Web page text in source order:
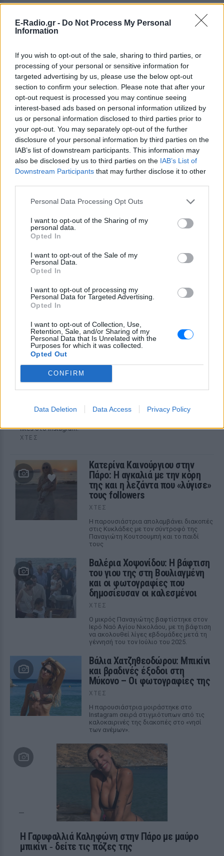
E-Radio.gr - Do Not Process My Personal
Information
If you wish to opt-out of the sale, sharing to third parties, or
processing of your personal or sensitive information for
targeted advertising by us, please use the below opt-out
section to confirm your selection. Please note that after your
opt-out request is processed you may continue seeing
interest-based ads based on personal information utilized by
us or personal information disclosed to third parties prior to
your opt-out. You may separately opt-out of the further
disclosure of your personal information by third parties on the
IAB’s list of downstream participants. This information may
also be disclosed by us to third parties on the IAB’s List of
Downstream Participants that may further disclose it to other
Personal Data Processing Opt Outs
I want to opt-out of the Sharing of my
personal data.
Opted In
I want to opt-out of the Sale of my
Personal Data.
Opted In
I want to opt-out of processing my
Personal Data for Targeted Advertising.
Opted In
I want to opt-out of Collection, Use,
Retention, Sale, and/or Sharing of my
Personal Data that Is Unrelated with the
Purposes for which it was collected.
Opted Out
CONFIRM
Data Deletion Data Access Privacy Policy
Ιωάννα Τούνη: Τα 33α γενέθλιά
της στις Μαλδίβες και η
ΠΡΙΝ 8 ΏΡΕΣ
Η γνωστή influencer γιορτάζει τα
γενέθλιά της σε ονειρικό resort με τον
σύντροφό της Δημήτρη Σπυριδωνίδη, τον
γιο της και στενούς φίλους.
Mike ο ράπερ: Η πρώτη εικόνα
μετά το τροχαίο ‑ Με δεμένο
χέρι και το σκυλάκι του
ΠΡΙΝ 8 ΏΡΕΣ
Ο γνωστός ράπερ εμφανίστηκε στο
Instagram Story του ξαπλωμένος στον
καναπέ με ακινητοποιημένο χέρι, χωρίς
να αποκαλύψει ακόμη λεπτομέρειες για
πασαρέλα με το «Καλοκαιρινά
ραντεβού» που κέρδισε όλα τα
ΠΡΙΝ 8 ΏΡΕΣ
εστιάζουν στη φυσική της εμφάνιση.
Αποστολία Ζώη: Από το Μπαλί στο BTS
concert στο Παρίσι ‑ το καλοκαίρι που δεν θα
Η παρουσιάστρια μοιράστηκε τη διπλή καλοκαιρινή της
likes στο Instagram.
ΧΤΕΣ
Κατερίνα Καινούργιου στην
Πάρο: Η αγκαλιά με την κόρη
της και η λεζάντα που «λύγισε»
τους followers
ΧΤΕΣ
Η παρουσιάστρια απολαμβάνει διακοπές
στις Κυκλάδες με τον σύντροφό της
Παναγιώτη Κουτσουμπή και το παιδί
τους
Βαλέρια Χοψονίδου: Η βάφτιση
του γιου της στη Βουλιαγμένη
και οι φωτογραφίες που
δημοσίευσαν οι καλεσμένοι
ΧΤΕΣ
Ο μικρός Παναγιώτης βαφτίστηκε στον
Ιερό Ναό Αγίου Νικολάου, με τη βάφτιση
να ακολουθεί λίγες εβδομάδες μετά τη
γέννησή του τον Ιούλιο του 2025.
Βάλια Χατζηθεοδώρου: Μπικίνι
και βραδινές έξοδοι στη
Μύκονο – Οι φωτογραφίες της
ΧΤΕΣ
Η παρουσιάστρια μοιράστηκε στο
Instagram σειρά στιγμιότυπων από τις
καλοκαιρινές της διακοπές στο «νησί
των ανέμων».
Η Γαρυφαλλιά Καληφώνη στην Πάρο με μαύρο
μπικίνι ‑ δείτε τις πόζες της